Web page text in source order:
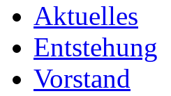
Aktuelles
Entstehung
Vorstand